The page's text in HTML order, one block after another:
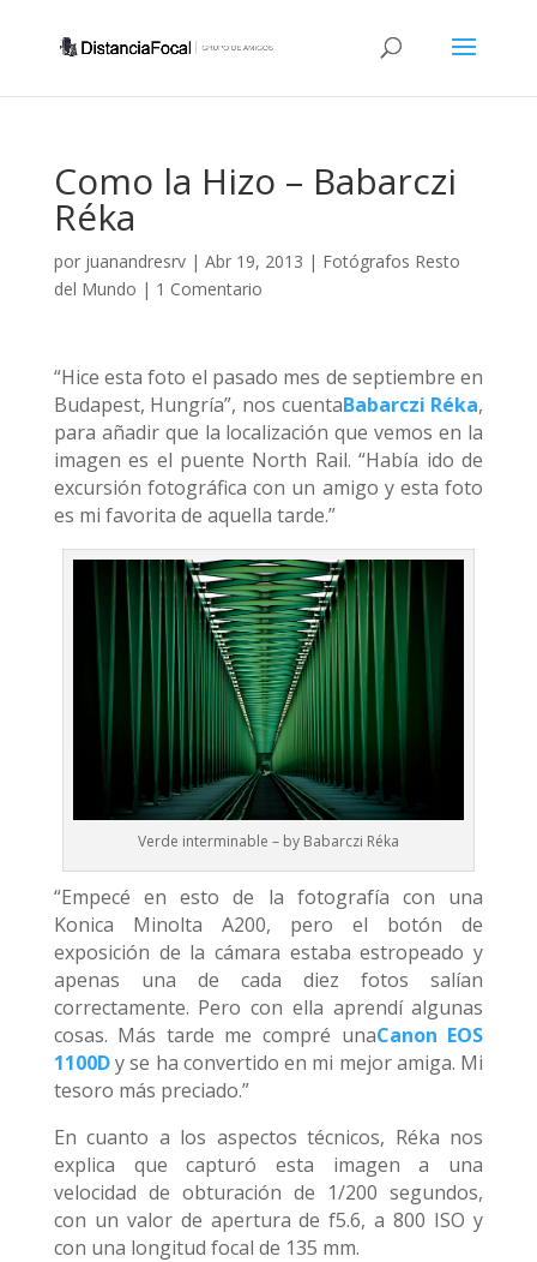
Como la Hizo – Babarczi
Réka
por juanandresrv| Abr 19, 2013 | Fotógrafos Resto
del Mundo | 1 Comentario
“Hice esta foto el pasado mes de septiembre en
Budapest, Hungría”, nos cuentaBabarczi Réka,
para añadir que la localización que vemos en la
imagen es el puente North Rail. “Había ido de
excursión fotográfica con un amigo y esta foto
es mi favorita de aquella tarde.”
Verde interminable – by Babarczi Réka
“Empecé en esto de la fotografía con una
Konica Minolta A200, pero el botón de
exposición de la cámara estaba estropeado y
apenas una de cada diez fotos salían
correctamente. Pero con ella aprendí algunas
cosas. Más tarde me compré unaCanon EOS
1100Dy se ha convertido en mi mejor amiga. Mi
tesoro más preciado.”
En cuanto a los aspectos técnicos, Réka nos
explica que capturó esta imagen a una
velocidad de obturación de 1/200 segundos,
con un valor de apertura de f5.6, a 800 ISO y
con una longitud focal de 135 mm.